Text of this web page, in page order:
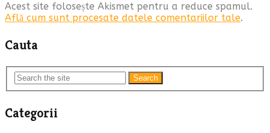
Acest site folosește Akismet pentru a reduce spamul.
Află cum sunt procesate datele comentariilor tale.
Cauta
Search
Categorii